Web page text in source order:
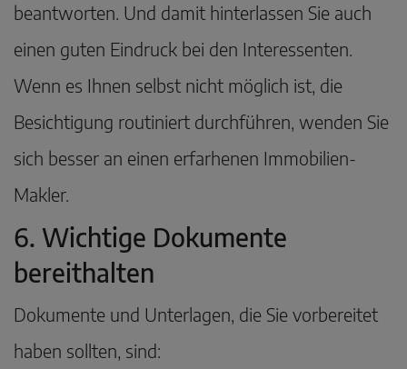
beantworten. Und damit hinterlassen Sie auch
einen guten Eindruck bei den Interessenten.
Wenn es Ihnen selbst nicht möglich ist, die
Besichtigung routiniert durchführen, wenden Sie
sich besser an einen erfarhenen Immobilien-
Makler.
6. Wichtige Dokumente
bereithalten
Dokumente und Unterlagen, die Sie vorbereitet
haben sollten, sind: